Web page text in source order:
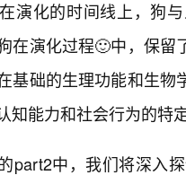
演化的时间线上，狗
在演化过程🙂中，保
基础的生理功能和生
知能力和社会行为的特
part2中，我们将深入